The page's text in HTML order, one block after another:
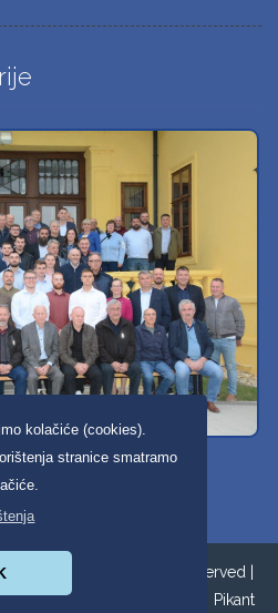
kolačiće (cookies).
stranice smatramo
Dubrava All Rights Reserved |
pristupačnost Pikant